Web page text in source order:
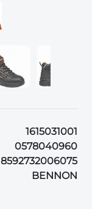
1615031001
0578040960
8592732006075
BENNON